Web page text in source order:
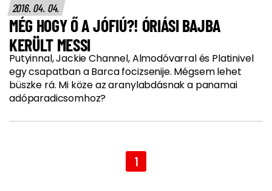
2016. 04. 04.
MÉG HOGY Ő A JÓFIÚ?! ÓRIÁSI BAJBA
KERÜLT MESSI
Putyinnal, Jackie Channel, Almodóvarral és Platinivel
egy csapatban a Barca focizsenije. Mégsem lehet
büszke rá. Mi köze az aranylabdásnak a panamai
adóparadicsomhoz?
1